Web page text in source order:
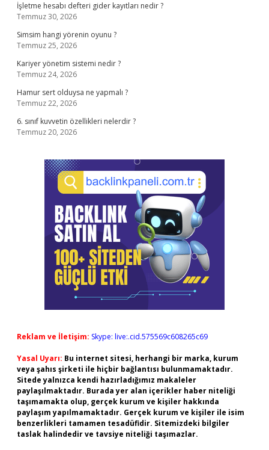
İşletme hesabı defteri gider kayıtları nedir ?
Temmuz 30, 2026
Simsim hangi yörenin oyunu ?
Temmuz 25, 2026
Kariyer yönetim sistemi nedir ?
Temmuz 24, 2026
Hamur sert olduysa ne yapmalı ?
Temmuz 22, 2026
6. sınıf kuvvetin özellikleri nelerdir ?
Temmuz 20, 2026
Reklam ve İletişim: Skype: live:.cid.575569c608265c69
Yasal Uyarı: Bu internet sitesi, herhangi bir marka, kurum
veya şahıs şirketi ile hiçbir bağlantısı bulunmamaktadır.
Sitede yalnızca kendi hazırladığımız makaleler
paylaşılmaktadır. Burada yer alan içerikler haber niteliği
taşımamakta olup, gerçek kurum ve kişiler hakkında
paylaşım yapılmamaktadır. Gerçek kurum ve kişiler ile isim
benzerlikleri tamamen tesadüfidir. Sitemizdeki bilgiler
taslak halindedir ve tavsiye niteliği taşımazlar.